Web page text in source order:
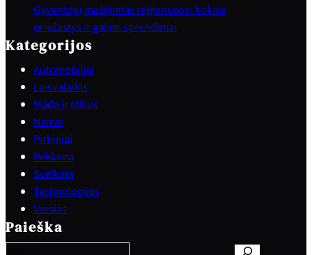
Gyventojų mažėjimas regionuose: kokios
priežastys ir galimi sprendimai
Kategorijos
Automobiliai
Laisvalaikis
Mada ir stilius
Namai
Pirkiniai
Reklama
Sveikata
Technologijos
Verslas
Paieška
e
a